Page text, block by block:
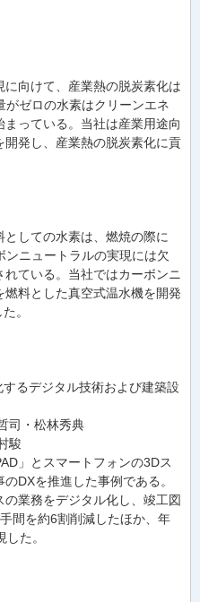
向けて、産業熱の脱炭素化は
ゼロの水素はクリーンエネ
っている。当社は産業用途向
発し、産業熱の脱炭素化に貢
しての水素は、燃焼の際に
ニュートラルの実現には欠
ている。当社ではカーボンニ
料とした真空式温水機を開発
た。
るデジタル技術および建築設
司・松林秀典
駿
」とスマートフォンの3Dス
DXを推進した事例である。
業務をデジタル化し、竣工図
間を約6割削減したほか、年
た。